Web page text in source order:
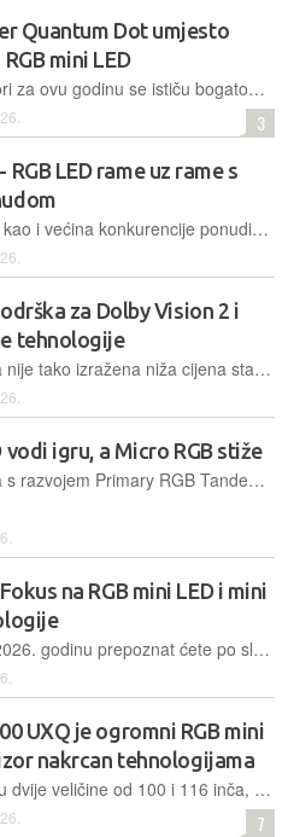
Quantum Dot umjesto
mini LED
TCL televizori za ovu godinu se ističu bogatom opremom, iznimno visokim vršnim svjetlinama do nevjerojatnih 10000 cd/m2 te fokusom na novi poboljšani Quantum Dot sloj u kombinaciji s mini LED pozadinskim osvjetljenjem
3
RGB LED rame uz rame s
Samsung je kao i većina konkurencije ponudio RGB LED tehnologiju za koju navodi pokrivanje 100% BT.2020 spektra boja. Ipak, na vrhu je i dalje njihova ponuda QD-OLED panela na čelu s S95H televizorom
za Dolby Vision 2 i
tehnologije
Kod Philipsa nije tako izražena niža cijena starije generacije, jer je dosta modela kasno stiglo na naše tržište. Za 2026. godinu najjači OLED modeli stižu s Primary RGB Tandem 2.0 panelima, nastavljaju se mini LED i QLED serije, a širi se Titan OS i na najjače modele
vodi igru, a Micro RGB stiže
LG nastavlja s razvojem Primary RGB Tandem panela u OLED flagship modelima, dok paralelno prati trend micro RGB tehnologije s fizički manjim LED-icama u odnosu na mini LED modele
na RGB mini LED i mini
Modele za 2026. godinu prepoznat ćete po slovu S u imenu, a kineski proizvođač predstavio je najjače televizore s RGB mini LED pozadinskim osvjetljenjem, srednju kategoriju s mini LED-om i ulazne serije s direktnim LED pozadinskim osvjetljenjem
UXQ je ogromni RGB mini
nakrcan tehnologijama
UXQ dolazi u dvije veličine od 100 i 116 inča, a spaja novu nadogradnju na mini LED tehnologiju s čime postiže precizniji prikaz boja i ogromnu svjetlinu koja dostiže nestvarnih 8000 cd/m2 u naglascima. Televizor je bogato opremljen, no zbog nove tehnologije i veličine ima i visoku cijenu
7